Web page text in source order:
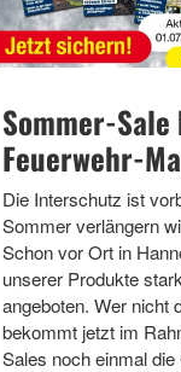
Sommer-Sale
Feuerwehr-
Die Interschutz ist
Sommer verlängern
Schon vor Ort in
unserer Produkte
angeboten. Wer nicht
bekommt jetzt im
Sales noch einmal die